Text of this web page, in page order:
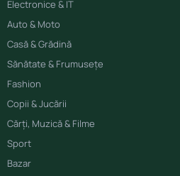
Electronice & IT
Auto & Moto
Casă & Grădină
Sănătate & Frumusețe
Fashion
Copii & Jucării
Cărți, Muzică & Filme
Sport
Bazar